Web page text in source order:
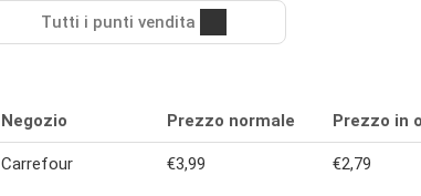
Tutti i punti vendita
Negozio Prezzo normale Prezzo in
Carrefour €3,99 €2,79